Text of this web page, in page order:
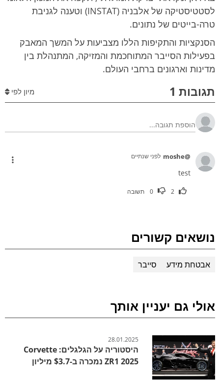
לסטטיסטיקה של אלבניה (INSTAT) וטענה לגניבת
טרה-בייטים של נתונים.
הסנקציות והתקיפות הללו מצביעות על המשך המאבק
בפעילות הסייבר המתוחכמת והמזיקה, המתנהלת בין
מדינות וארגונים ברחבי העולם.
תגובות 1 מיון לפי
@moshe לפני שנתיים
test
2
0 תשובה
נושאים קשורים
אבטחת מידע סייבר
אולי גם יעניין אותך
28.01.2025
היסטוריה על הגלגלים: Corvette
ZR1 2025 נמכרה ב-$3.7 מיליון